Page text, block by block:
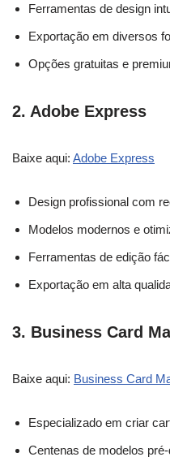
Ferramentas de design
Exportação em diversos
Opções gratuitas e
2. Adobe Express
Baixe aqui: Adobe Express
Design profissional com
Modelos modernos e
Ferramentas de edição
Exportação em alta
3. Business Card
Baixe aqui: Business Card
Especializado em criar
Centenas de modelos